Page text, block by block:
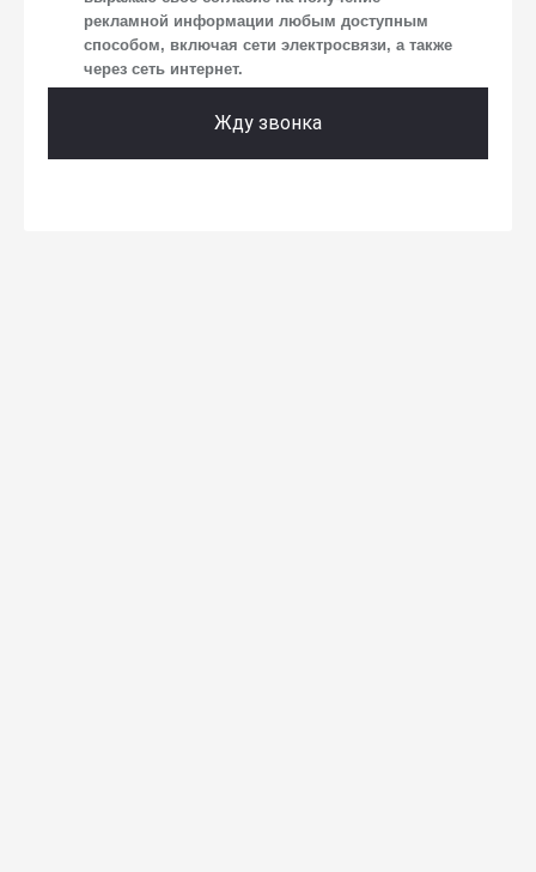
накопление, хранение, уточнение (обновление,
изменение), извлечение, использование, передача
(предоставление, доступ), блокирование, удаление,
уничтожение персональных данных. Общество
обрабатывает персональные данные с использованием
средств автоматизации.
рекламной информации любым доступным
способом, включая сети электросвязи, а также
через сеть интернет.
Жду звонка